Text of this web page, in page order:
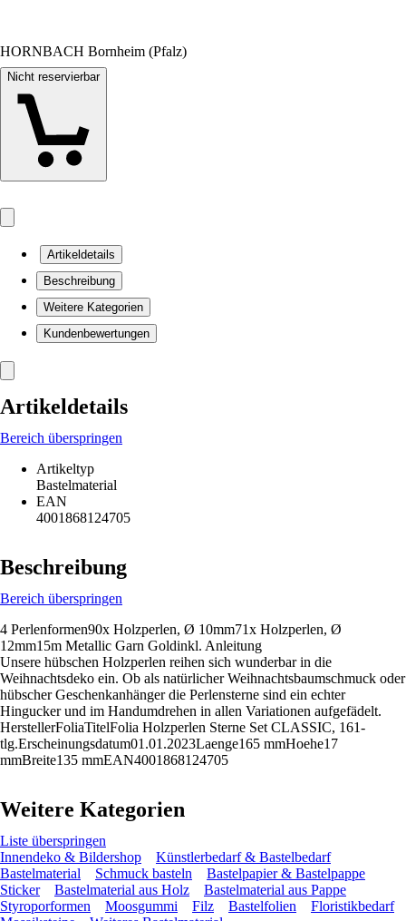
HORNBACH Bornheim (Pfalz)
Nicht reservierbar
Artikeldetails
Beschreibung
Weitere Kategorien
Kundenbewertungen
Artikeldetails
Bereich überspringen
Artikeltyp
Bastelmaterial
EAN
4001868124705
Beschreibung
Bereich überspringen
4 Perlenformen90x Holzperlen, Ø 10mm71x Holzperlen, Ø
12mm15m Metallic Garn Goldinkl. Anleitung
Unsere hübschen Holzperlen reihen sich wunderbar in die
Weihnachtsdeko ein. Ob als natürlicher Weihnachtsbaumschmuck oder
hübscher Geschenkanhänger die Perlensterne sind ein echter
Hingucker und im Handumdrehen in allen Variationen aufgefädelt.
HerstellerFoliaTitelFolia Holzperlen Sterne Set CLASSIC, 161-
tlg.Erscheinungsdatum01.01.2023Laenge165 mmHoehe17
mmBreite135 mmEAN4001868124705
Weitere Kategorien
Liste überspringen
Innendeko & Bildershop
Künstlerbedarf & Bastelbedarf
Bastelmaterial
Schmuck basteln
Bastelpapier & Bastelpappe
Sticker
Bastelmaterial aus Holz
Bastelmaterial aus Pappe
Styroporformen
Moosgummi Filz Bastelfolien
Floristikbedarf